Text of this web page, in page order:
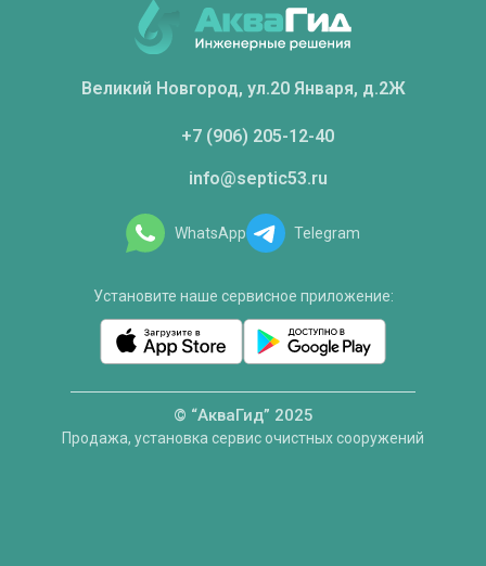
Великий Новгород, ул.20 Января, д.2Ж
+7 (906) 205-12-40
info@septic53.ru
WhatsApp Telegram
Установите наше сервисное приложение:
© “АкваГид” 2025
Продажа, установка сервис очистных сооружений